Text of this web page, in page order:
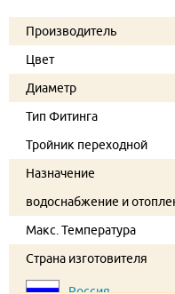
Производитель
Цвет
Диаметр
Тип Фитинга
Тройник переходной
Назначение
водоснабжение и
Макс. Температура
Страна изготовителя